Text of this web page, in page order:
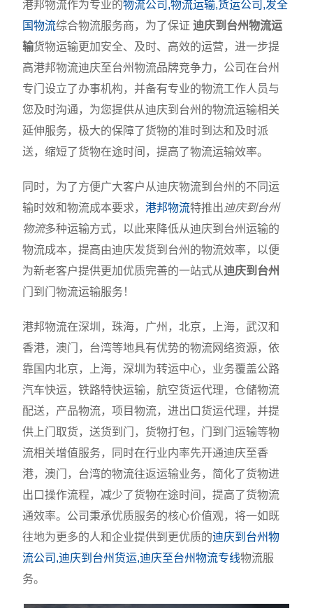
港邦物流作为专业的物流公司,物流运输,货运公司,发全
国物流综合物流服务商，为了保证迪庆到台州物流运
输货物运输更加安全、及时、高效的运营，进一步提
高港邦物流迪庆至台州物流品牌竞争力，公司在台州
专门设立了办事机构，并备有专业的物流工作人员与
您及时沟通，为您提供从迪庆到台州的物流运输相关
延伸服务，极大的保障了货物的准时到达和及时派
送，缩短了货物在途时间，提高了物流运输效率。
同时，为了方便广大客户从迪庆物流到台州的不同运
输时效和物流成本要求，港邦物流特推出迪庆到台州
物流多种运输方式，以此来降低从迪庆到台州运输的
物流成本，提高由迪庆发货到台州的物流效率，以便
为新老客户提供更加优质完善的一站式从迪庆到台州
门到门物流运输服务！
港邦物流在深圳，珠海，广州，北京，上海，武汉和
香港，澳门，台湾等地具有优势的物流网络资源，依
靠国内北京，上海，深圳为转运中心，业务覆盖公路
汽车快运，铁路特快运输，航空货运代理，仓储物流
配送，产品物流，项目物流，进出口货运代理，并提
供上门取货，送货到门，货物打包，门到门运输等物
流相关增值服务，同时在行业内率先开通迪庆至香
港，澳门，台湾的物流往返运输业务，简化了货物进
出口操作流程，减少了货物在途时间，提高了货物流
通效率。公司秉承优质服务的核心价值观，将一如既
往地为更多的人和企业提供到更优质的迪庆到台州物
流公司,迪庆到台州货运,迪庆至台州物流专线物流服
务。